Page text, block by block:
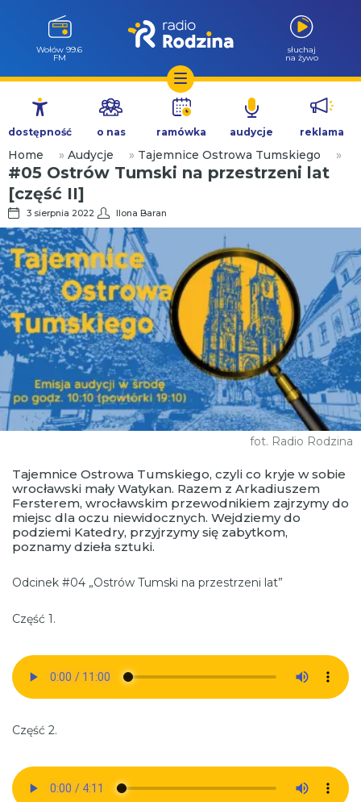
Przejdź
treści
Wołów 99.6
FM
słuchaj
na żywo
dostępność o nas ramówka audycje reklama
Home » Audycje » Tajemnice Ostrowa Tumskiego »
#05 Ostrów Tumski na przestrzeni lat
[część II]
3 sierpnia 2022 Ilona Baran
fot. Radio Rodzina
Tajemnice Ostrowa Tumskiego, czyli co kryje w sobie
wrocławski mały Watykan. Razem z Arkadiuszem
Fersterem, wrocławskim przewodnikiem zajrzymy do
miejsc dla oczu niewidocznych. Wejdziemy do
podziemi Katedry, przyjrzymy się zabytkom,
poznamy dzieła sztuki.
Odcinek #04 „Ostrów Tumski na przestrzeni lat”
Część 1.
Część 2.